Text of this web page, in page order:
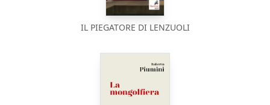
IL PIEGATORE DI LENZUOLI